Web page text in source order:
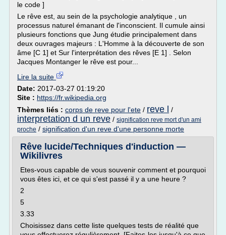
le code ]
Le rêve est, au sein de la psychologie analytique , un
processus naturel émanant de l'inconscient. Il cumule ainsi
plusieurs fonctions que Jung étudie principalement dans
deux ouvrages majeurs : L'Homme à la découverte de son
âme [C 1] et Sur l'interprétation des rêves [E 1] . Selon
Jacques Montanger le rêve est pour...
Lire la suite
Date: 2017-03-27 01:19:20
Site : https://fr.wikipedia.org
Thèmes liés : corps de reve pour l'ete / reve l /
interpretation d un reve / signification reve mort d'un ami
proche / signification d'un reve d'une personne morte
Rêve lucide/Techniques d'induction —
Wikilivres
Etes-vous capable de vous souvenir comment et pourquoi
vous êtes ici, et ce qui s'est passé il y a une heure ?
2
5
3.33
Choisissez dans cette liste quelques tests de réalité que